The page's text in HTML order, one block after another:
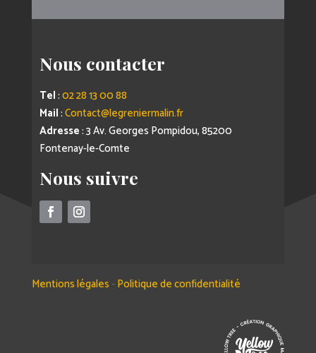
Nous contacter
Tel:02 28 13 00 88
Mail:Contact@legreniermalin.fr
Adresse: 3 Av. Georges Pompidou, 85200
Fontenay-le-Comte
Nous suivre
Mentions légales - Politique de confidentialité